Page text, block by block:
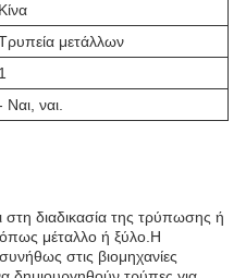
Κίνα
μετάλλων
1
Ναι, ναι.
διαδικασία της τρύπωσης ή
μέταλλο ή ξύλο.Η
στις βιομηχανίες